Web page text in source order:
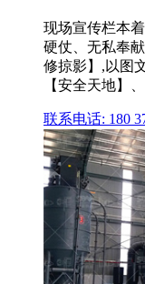
现场宣传栏本
硬仗、无私奉
修掠影】,以图
【安全天地】
联系电话: 180